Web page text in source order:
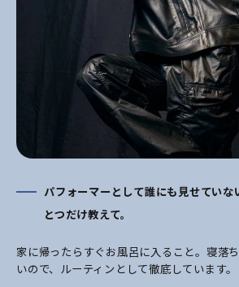
パフォーマーとして誰にも見せていな
とつだけ教えて。
家に帰ったらすぐお風呂に入ること。寝落
いので、ルーティンとして徹底しています。